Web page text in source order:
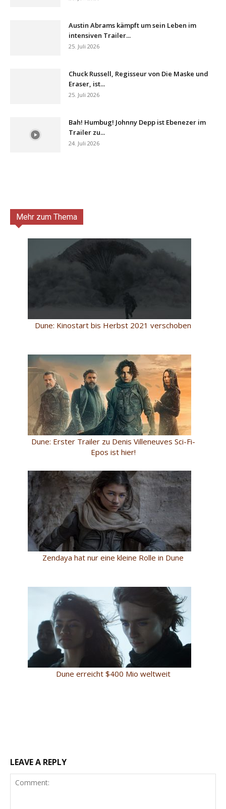
Austin Abrams kämpft um sein Leben im
intensiven Trailer...
25. Juli 2026
Chuck Russell, Regisseur von Die Maske und
Eraser, ist...
25. Juli 2026
Bah! Humbug! Johnny Depp ist Ebenezer im
Trailer zu...
24. Juli 2026
Mehr zum Thema
Dune: Kinostart bis Herbst 2021 verschoben
Dune: Erster Trailer zu Denis Villeneuves Sci-Fi-
Epos ist hier!
Zendaya hat nur eine kleine Rolle in Dune
Dune erreicht $400 Mio weltweit
LEAVE A REPLY